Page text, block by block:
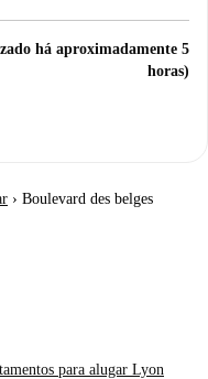
há aproximadamente 5
horas)
› Boulevard des belges
para alugar Lyon